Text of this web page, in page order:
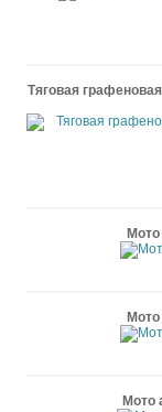
Тяговая
Мото